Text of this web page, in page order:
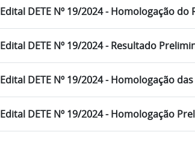
Edital DETE Nº 19/2024 - Homologação do
Edital DETE Nº 19/2024 - Resultado
Edital DETE Nº 19/2024 - Homologação
Edital DETE Nº 19/2024 - Homologação